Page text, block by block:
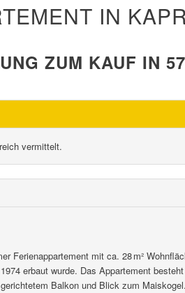
IN
ZUM KAUF IN
vermittelt.
Ferienappartement mit ca. 28 m²
erbaut wurde. Das Appartement
Balkon und Blick zum